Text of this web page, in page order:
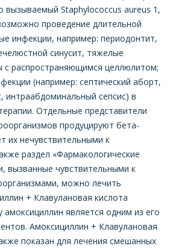
вызываемый Staphylococcus aureus 1,
проведение длительной
инфекции, например: периодонтит,
синусит, тяжелые
с распространяющимся целлюлитом;
(например: септический аборт,
интраабдоминальный сепсис) в
Отдельные представители
продуцируют бета-
их нечувствительными к
раздел «Фармакологические
вызванные чувствительными к
можно лечить
+ Клавулановая кислота
является одним из его
Aмоксициллин + Клавулановая
показан для лечения смешанных